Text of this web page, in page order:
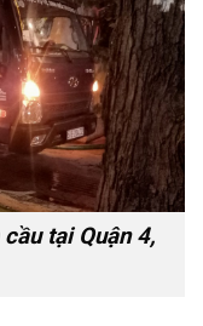
tại Quận 4,